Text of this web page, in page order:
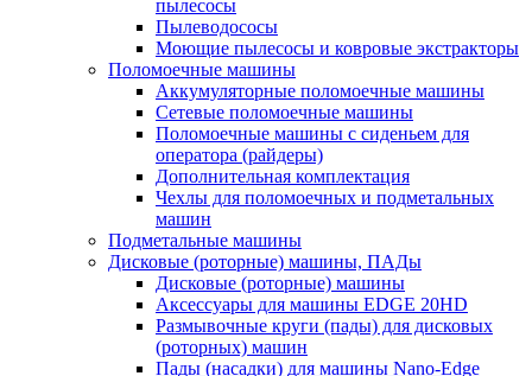
пылесосы
Пылеводососы
Моющие пылесосы и ковровые экстракторы
Поломоечные машины
Аккумуляторные поломоечные машины
Сетевые поломоечные машины
Поломоечные машины с сиденьем для
оператора (райдеры)
Дополнительная комплектация
Чехлы для поломоечных и подметальных
машин
Подметальные машины
Дисковые (роторные) машины, ПАДы
Дисковые (роторные) машины
Аксессуары для машины EDGE 20HD
Размывочные круги (пады) для дисковых
(роторных) машин
Пады (насадки) для машины Nano-Edge